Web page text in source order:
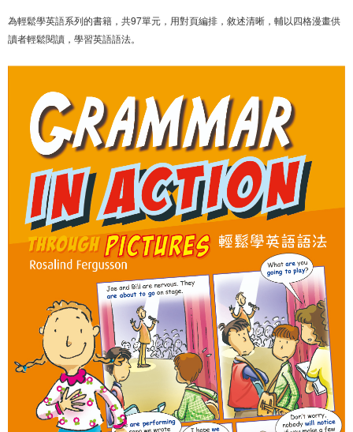
為輕鬆學英語系列的書籍，共97單元，用對頁編排，敘述清晰，輔以四格漫畫供
讀者輕鬆閱讀，學習英語語法。